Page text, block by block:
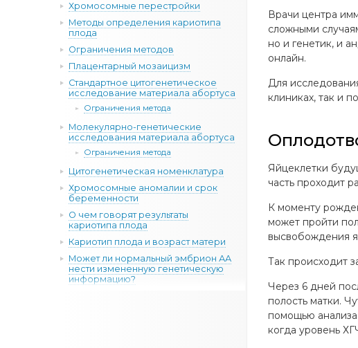
Хромосомные перестройки
Методы определения кариотипа
плода
Ограничения методов
Плацентарный мозаицизм
Стандартное цитогенетическое
исследование материала абортуса
Ограничения метода
Молекулярно-генетические
исследования материала абортуса
Ограничения метода
Цитогенетическая номенклатура
Хромосомные аномалии и срок
беременности
О чем говорят результаты
кариотипа плода
Кариотип плода и возраст матери
Может ли нормальный эмбрион АА
нести измененную генетическую
информацию?
Врачи центра
сложными
но и генетик, и
онлайн.
Для
клиниках, так и
Яйцеклетки
часть проходит
К моменту
может пройти
высвобождения
Так происходит
Через 6 дней
полость матки.
помощью
когда уровень